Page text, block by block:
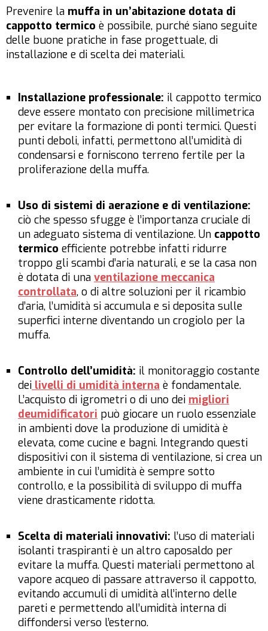
Prevenire la muffa in un’abitazione dotata di
cappotto termico è possibile, purché siano seguite
delle buone pratiche in fase progettuale, di
installazione e di scelta dei materiali.
Installazione professionale: il cappotto termico
deve essere montato con precisione millimetrica
per evitare la formazione di ponti termici. Questi
punti deboli, infatti, permettono all’umidità di
condensarsi e forniscono terreno fertile per la
proliferazione della muffa.
Uso di sistemi di aerazione e di ventilazione:
ciò che spesso sfugge è l’importanza cruciale di
un adeguato sistema di ventilazione. Un cappotto
termico efficiente potrebbe infatti ridurre
troppo gli scambi d’aria naturali, e se la casa non
è dotata di una ventilazione meccanica
controllata, o di altre soluzioni per il ricambio
d’aria, l’umidità si accumula e si deposita sulle
superfici interne diventando un crogiolo per la
muffa.
Controllo dell’umidità: il monitoraggio costante
dei livelli di umidità interna è fondamentale.
L’acquisto di igrometri o di uno dei migliori
deumidificatori può giocare un ruolo essenziale
in ambienti dove la produzione di umidità è
elevata, come cucine e bagni. Integrando questi
dispositivi con il sistema di ventilazione, si crea un
ambiente in cui l’umidità è sempre sotto
controllo, e la possibilità di sviluppo di muffa
viene drasticamente ridotta.
Scelta di materiali innovativi: l’uso di materiali
isolanti traspiranti è un altro caposaldo per
evitare la muffa. Questi materiali permettono al
vapore acqueo di passare attraverso il cappotto,
evitando accumuli di umidità all’interno delle
pareti e permettendo all’umidità interna di
diffondersi verso l’esterno.